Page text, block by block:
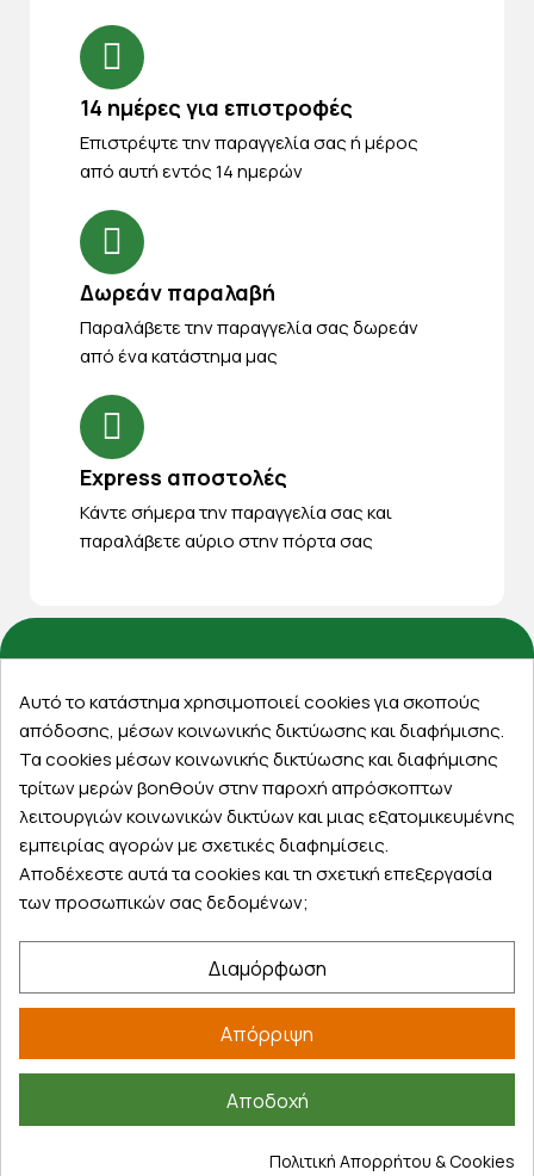
14 ημέρες για επιστροφές
Eπιστρέψτε την παραγγελία σας ή μέρος
από αυτή εντός 14 ημερών
Δωρεάν παραλαβή
Παραλάβετε την παραγγελία σας δωρεάν
από ένα κατάστημα μας
Express αποστολές
Κάντε σήμερα την παραγγελία σας και
παραλάβετε αύριο στην πόρτα σας
Εξυπηρέτηση πελατών
Λογαριασμός
Τα αγαπημένα μου
Τρόποι παραγγελίας
Τρόποι πληρωμής
Έξοδα αποστολής
Επιστροφές προϊοντων
Σχετικά με εμάς
Όροι χρήσης
Αυτό το κατάστημα χρησιμοποιεί cookies για σκοπούς
απόδοσης, μέσων κοινωνικής δικτύωσης και διαφήμισης.
Τα cookies μέσων κοινωνικής δικτύωσης και διαφήμισης
τρίτων μερών βοηθούν στην παροχή απρόσκοπτων
λειτουργιών κοινωνικών δικτύων και μιας εξατομικευμένης
εμπειρίας αγορών με σχετικές διαφημίσεις.
Αποδέχεστε αυτά τα cookies και τη σχετική επεξεργασία
των προσωπικών σας δεδομένων;
Διαμόρφωση
Απόρριψη
Αποδοχή
Πολιτική Απορρήτου & Cookies